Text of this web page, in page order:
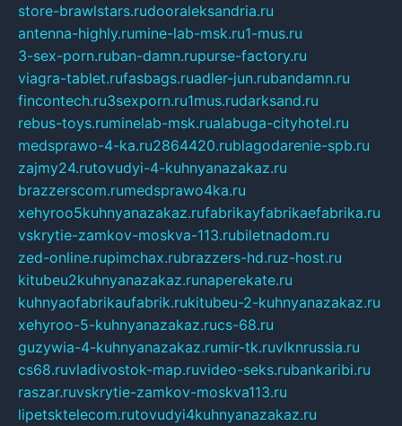
store-brawlstars.rudooraleksandria.ru
antenna-highly.rumine-lab-msk.ru1-mus.ru
3-sex-porn.ruban-damn.rupurse-factory.ru
viagra-tablet.rufasbags.ruadler-jun.rubandamn.ru
fincontech.ru3sexporn.ru1mus.rudarksand.ru
rebus-toys.ruminelab-msk.rualabuga-cityhotel.ru
medsprawo-4-ka.ru2864420.rublagodarenie-spb.ru
zajmy24.rutovudyi-4-kuhnyanazakaz.ru
brazzerscom.rumedsprawo4ka.ru
xehyroo5kuhnyanazakaz.rufabrikayfabrikaefabrika.ru
vskrytie-zamkov-moskva-113.rubiletnadom.ru
zed-online.rupimchax.rubrazzers-hd.ruz-host.ru
kitubeu2kuhnyanazakaz.runaperekate.ru
kuhnyaofabrikaufabrik.rukitubeu-2-kuhnyanazakaz.ru
xehyroo-5-kuhnyanazakaz.rucs-68.ru
guzywia-4-kuhnyanazakaz.rumir-tk.ruvlknrussia.ru
cs68.ruvladivostok-map.ruvideo-seks.rubankaribi.ru
raszar.ruvskrytie-zamkov-moskva113.ru
lipetsktelecom.rutovudyi4kuhnyanazakaz.ru